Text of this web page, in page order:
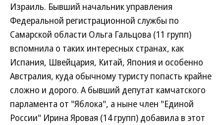
Израиль. Бывший начальник управления
Федеральной регистрационной службы по
Самарской области Ольга Гальцова (11 групп)
вспомнила о таких интересных странах, как
Испания, Швейцария, Китай, Япония и особенно
Австралия, куда обычному туристу попасть крайне
сложно и дорого. А бывший депутат камчатского
парламента от "Яблока", а ныне член "Единой
России" Ирина Яровая (14 групп) добавила в этот